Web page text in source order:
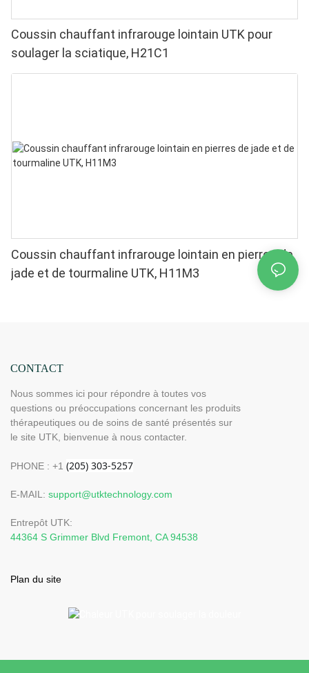
Coussin chauffant infrarouge lointain UTK pour
soulager la sciatique, H21C1
Coussin chauffant infrarouge lointain en pierres de
jade et de tourmaline UTK, H11M3
CONTACT
Nous sommes ici pour répondre à toutes vos
questions ou préoccupations concernant les produits
thérapeutiques ou de soins de santé présentés sur
le site UTK, bienvenue à nous contacter.
PHONE : +1
E-MAIL: support@utktechnology.com
Entrepôt UTK:
44364 S Grimmer Blvd Fremont, CA 94538
Plan du site